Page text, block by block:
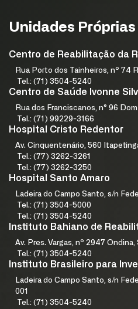
Unidades Próprias
Centro de Reabilitação da
Rua Porto dos Tainheiros, nº 74
Tel.: (71) 3504-5240
Centro de Saúde Ivonne
Rua dos Franciscanos, n° 96
Tel.: (71) 99229-3166
Hospital Cristo Redentor
Av. Cinquentenário, 560
Tel.: (77) 3262-3261
Tel.: (77) 3262-3250
Hospital Santo Amaro
Ladeira do Campo Santo, s/n
Tel.: (71) 3504-5000
Tel.: (71) 3504-5240
Instituto Bahiano de
Av. Pres. Vargas, nº 2947
Tel.: (71) 3504-5240
Instituto Brasileiro para
Ladeira do Campo Santo, s/n
001
Tel.: (71) 3504-5240